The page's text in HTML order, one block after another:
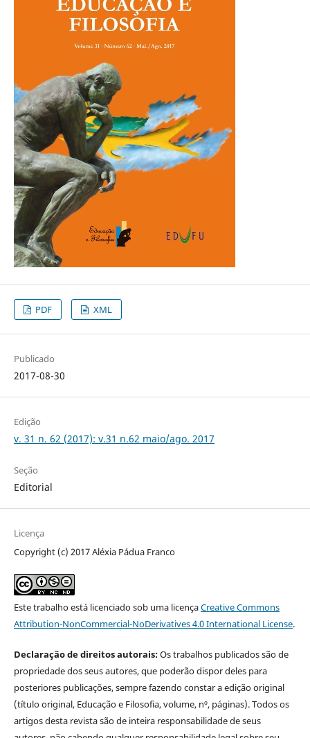
PDF XML
Publicado
2017-08-30
Edição
v. 31 n. 62 (2017): v.31 n.62 maio/ago. 2017
Seção
Editorial
Licença
Copyright (c) 2017 Aléxia Pádua Franco
Este trabalho está licenciado sob uma licençaCreative Commons
Attribution-NonCommercial-NoDerivatives 4.0 International License.
Declaração de direitos autorais:Os trabalhos publicados são de
propriedade dos seus autores, que poderão dispor deles para
posteriores publicações, sempre fazendo constar a edição original
(título original, Educação e Filosofia, volume, nº, páginas). Todos os
artigos desta revista são de inteira responsabilidade de seus